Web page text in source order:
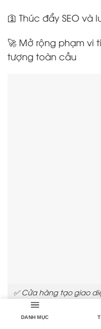
🛐 Thúc đẩy SEO và
🚀 Mở rộng phạm vi
tượng toàn cầu
✅ Cửa hàng tạo giao
hàng đẹp✨ 💥 Công
Công ty xây dựng giao
DANH MỤC